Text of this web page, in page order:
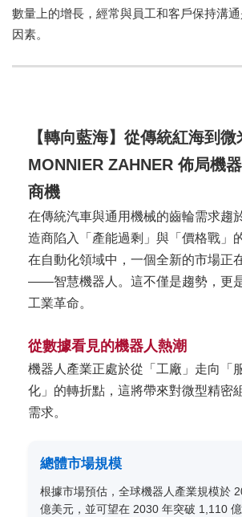
數量上的增長，經常與員工和客戶保持溝
因素。
【轉向藍海】從傳統紅海到
MONNIER ZAHNER 佈局機
商機
在傳統汽車與通用機械的齒輪需求趨
造商陷入「產能過剩」與「價格戰」
在自動化領域中，一個全新的市場正
——智慧機器人。這不僅是趨勢，更
工業革命。
從數據看見的機器人熱潮
機器人產業正處於從「工廠」走向「
化」的轉折點，這將帶來對微型精密
需求。
總體市場規模
根據市場預估，全球機器人產業規模於
億美元，並可望在 2030 年突破 1,110 億